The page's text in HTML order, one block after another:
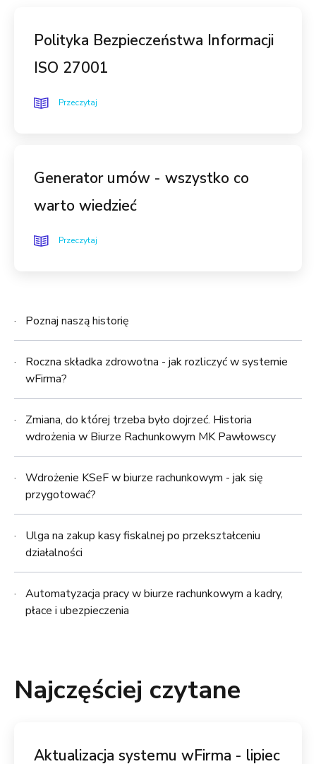
Polityka Bezpieczeństwa Informacji
ISO 27001
Przeczytaj
Generator umów - wszystko co
warto wiedzieć
Przeczytaj
Najczęściej czytane
Aktualizacja systemu wFirma - lipiec
Poznaj naszą historię
Roczna składka zdrowotna - jak rozliczyć w systemie
wFirma?
Zmiana, do której trzeba było dojrzeć. Historia
wdrożenia w Biurze Rachunkowym MK Pawłowscy
Wdrożenie KSeF w biurze rachunkowym - jak się
przygotować?
Ulga na zakup kasy fiskalnej po przekształceniu
działalności
Automatyzacja pracy w biurze rachunkowym a kadry,
płace i ubezpieczenia